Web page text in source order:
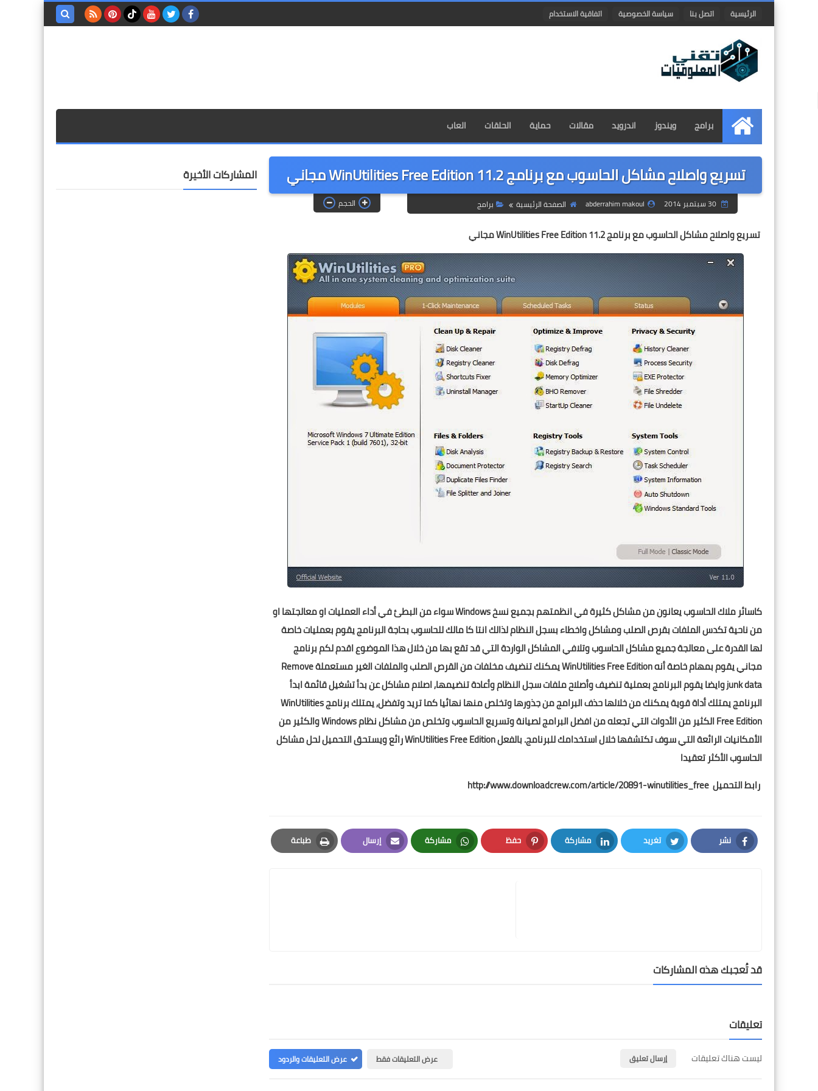
الرئيسية اتصل بنا سياسة الخصوصية اتفاقية الاستخدام
الرئيسية
برامج ويندوز اندرويد مقالات حماية الحلقات العاب
تسريع واصلاح مشاكل الحاسوب مع برنامج WinUtilities Free Edition 11.2 مجاني
30 سبتمبر 2014 abderrahim makoul الصفحة الرئيسية برامج الحجم
تسريع واصلاح مشاكل الحاسوب مع برنامج WinUtilities Free Edition 11.2 مجاني
كاسائر ملاك الحاسوب يعانون من مشاكل كثيرة في انظمتهم بجميع نسخ Windows سواء من البطئ في أداء العمليات او معالجتها او
من ناحية تكدس الملفات بقرص الصلب ومشاكل واخطاء بسجل النظام لذالك انتا كا مالك للحاسوب بحاجة البرنامج يقوم بعمليات خاصة
لها القدرة على معالجة جميع مشاكل الحاسوب وتلافي المشاكل الواردة التي قد تقع بها من خلال هذا الموضوع اقدم لكم برنامج
مجاني يقوم بمهام خاصة أنه WinUtilities Free Edition يمكنك تنضيف مخلفات من القرص الصلب والملفات الغير مستعملة Remove
junk data وايضا يقوم البرنامج بعملية تنضيف وأصلاح ملفات سجل النظام وأعادة تنضيمها, اصلام مشاكل عن بدأ تشغيل قائمة ابدأ
البرنامج يمتلك أداة قوية يمكنك من خلالها حذف البرامج من جذورها وتخلص منها نهائيا كما تريد وتفضل, يمتلك برنامج WinUtilities
Free Edition الكثير من الأدوات التي تجعله من افضل البرامج لصيانة وتسريع الحاسوب وتخلص من مشاكل نظام Windows والكثير من
الأمكانيات الرائعة التي سوف تكتشفها خلال استخدامك للبرنامج. بالفعل WinUtilities Free Edition رائع ويستحق التحميل لحل مشاكل
الحاسوب الأكثر تعقيدا
رابط التحميل http://www.downloadcrew.com/article/20891-winutilities_free
نشر
Facebook
تغريد
Twitter
مشاركة
LinkedIn
حفظ
Pinterest
مشاركة
Whatsapp
إرسال
Email
طباعة
Print
قد تُعجبك هذه المشاركات
تعليقات
ليست هناك تعليقات إرسال تعليق عرض التعليقات فقط عرض التعليقات والردود
المشاركات الأخيرة